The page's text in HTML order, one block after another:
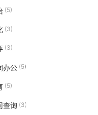
(5)
(3)
(3)
办公(5)
(5)
查询(3)